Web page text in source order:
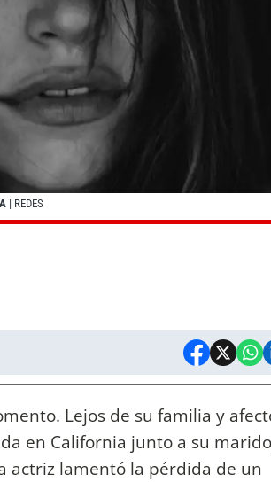
| REDES
Lejos de su familia y
en California junto a su
actriz lamentó la pérdida de un